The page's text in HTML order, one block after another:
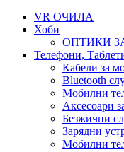
VR ОЧИЛА
Хоби
ОПТИКИ
Телефони,
Кабели за
Bluetooth
Мобилни
Аксесоари
Безжични
Зарядни
Мобилни